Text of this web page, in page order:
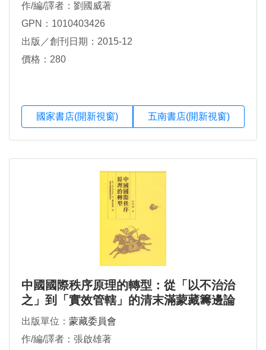
作/編/譯者：劉國威著
GPN：1010403426
出版／創刊日期：2015-12
價格：280
國家書店(開新視窗) 五南書店(開新視窗)
中國國際秩序原理的轉型：從「以不治治
之」到「實效管轄」的清末滿蒙藏籌邊論
述
出版單位： 蒙藏委員會
作/編/譯者：張啟雄著